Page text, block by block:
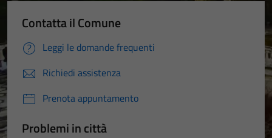
Contatta il Comune
Leggi le domande frequenti
Richiedi assistenza
Prenota appuntamento
Problemi in città